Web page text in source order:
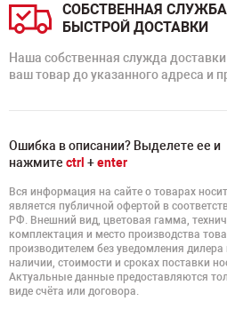
СОБСТВЕННАЯ СЛУЖБА
БЫСТРОЙ ДОСТАВКИ
Наша собственная служда
ваш товар до указанного адреса и
Ошибка в описании? Выделете ее и
нажмите ctrl +enter
Вся информация на сайте о товарах
является публичной офертой в
РФ. Внешний вид, цветовая гамма,
комплектация и место производства
производителем без уведомления
наличии, стоимости и сроках поставки
Актуальные данные предоставляются
виде счёта или договора.